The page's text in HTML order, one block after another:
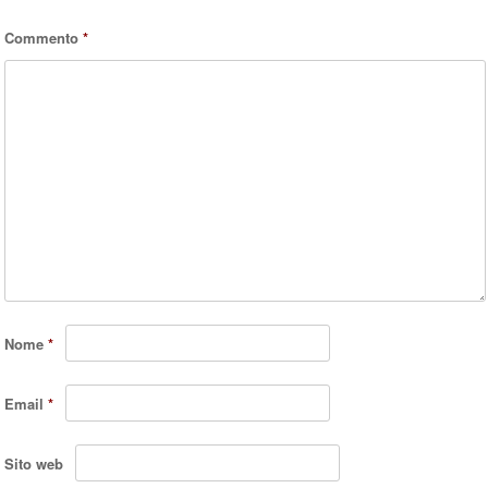
Commento*
Nome*
Email*
Sito web